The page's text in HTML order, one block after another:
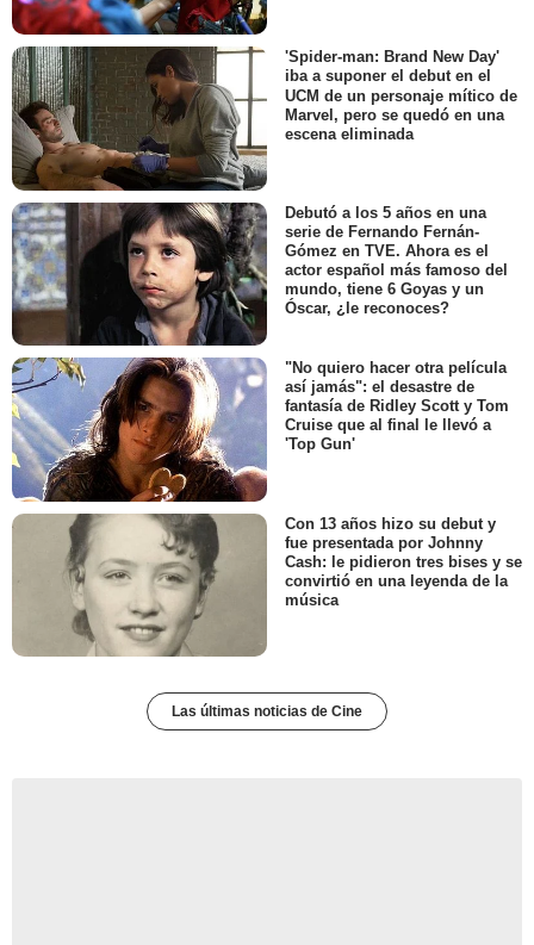
'Spider-man: Brand New Day'
iba a suponer el debut en el
UCM de un personaje mítico de
Marvel, pero se quedó en una
escena eliminada
Debutó a los 5 años en una
serie de Fernando Fernán-
Gómez en TVE. Ahora es el
actor español más famoso del
mundo, tiene 6 Goyas y un
Óscar, ¿le reconoces?
"No quiero hacer otra película
así jamás": el desastre de
fantasía de Ridley Scott y Tom
Cruise que al final le llevó a
'Top Gun'
Con 13 años hizo su debut y
fue presentada por Johnny
Cash: le pidieron tres bises y se
convirtió en una leyenda de la
música
Las últimas noticias de Cine